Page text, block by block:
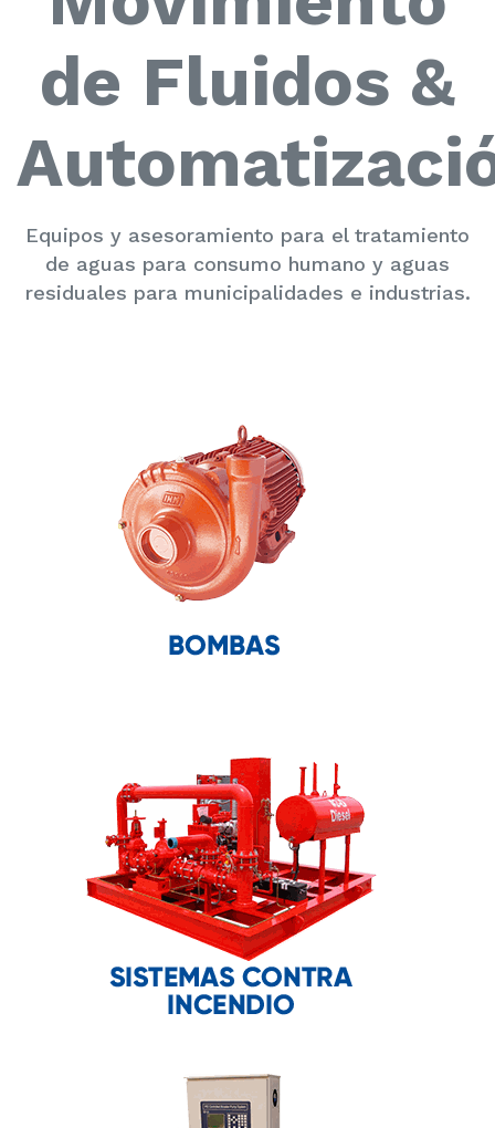
de Fluidos &
Equipos y asesoramiento para el tratamiento
de aguas para consumo humano y aguas
residuales para municipalidades e industrias.